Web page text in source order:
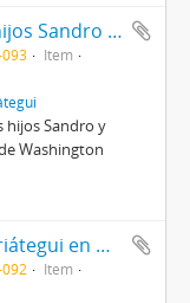
Anna Chiappe con sus hijos Sandro y Sigfrido en la casa de Washington Izquierda
093
Item
hijos Sandro y
Washington
Hijos de José Carlos Mariátegui en Washigton Izquierda
092
Item